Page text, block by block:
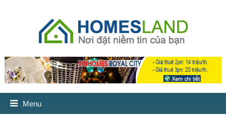
Menu